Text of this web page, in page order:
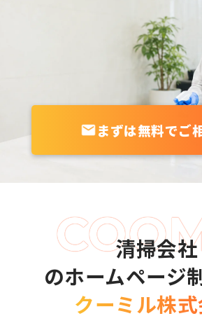
まずは無料でご
清掃会社
のホームページ
クーミル株